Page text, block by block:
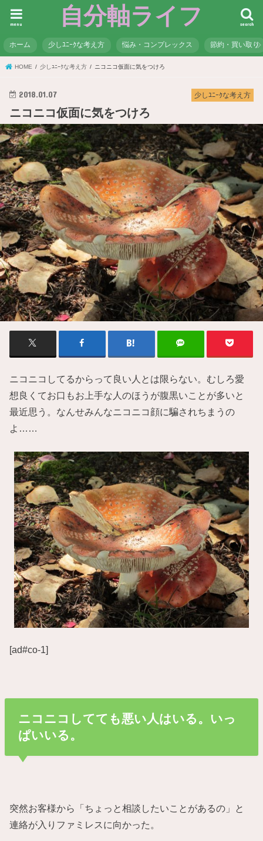
自分軸ライフ search
menu
ホーム 少しﾕﾆｰｸな考え方 悩み・コンプレックス 節約・買い取り
HOME 少しﾕﾆｰｸな考え方 ニコニコ仮面に気をつけろ
少しﾕﾆｰｸな考え方
2018.01.07
ニコニコ仮面に気をつけろ
ニコニコしてるからって良い人とは限らない。むしろ愛
想良くてお口もお上手な人のほうが腹黒いことが多いと
最近思う。なんせみんなニコニコ顔に騙されちまうの
よ……
[ad#co-1]
ニコニコしてても悪い人はいる。いっ
ぱいいる。
突然お客様から「ちょっと相談したいことがあるの」と
連絡が入りファミレスに向かった。